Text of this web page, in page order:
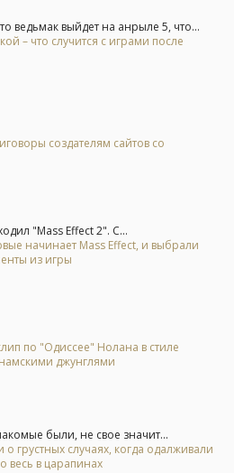
ведьмак выйдет на анрыле 5, что...
– что случится с играми после
создателям сайтов со
"Mass Effect 2". С...
начинает Mass Effect, и выбрали
из игры
по "Одиссее" Нолана в стиле
джунглями
были, не свое значит...
грустных случаях, когда одалживали
весь в царапинах